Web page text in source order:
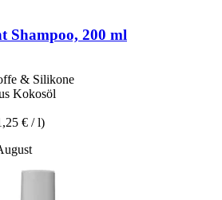
Shampoo, 200 ml
& Silikone
Kokosöl
€ / l)